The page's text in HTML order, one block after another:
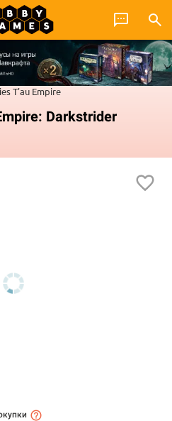
T'au Empire
Darkstrider